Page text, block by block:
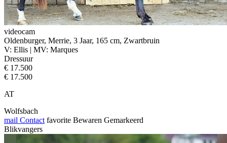
videocam
Oldenburger, Merrie, 3 Jaar, 165 cm, Zwartbruin
V: Ellis | MV: Marques
Dressuur
€ 17.500
€ 17.500
AT
Wolfsbach
mail Contact favorite Bewaren Gemarkeerd
Blikvangers